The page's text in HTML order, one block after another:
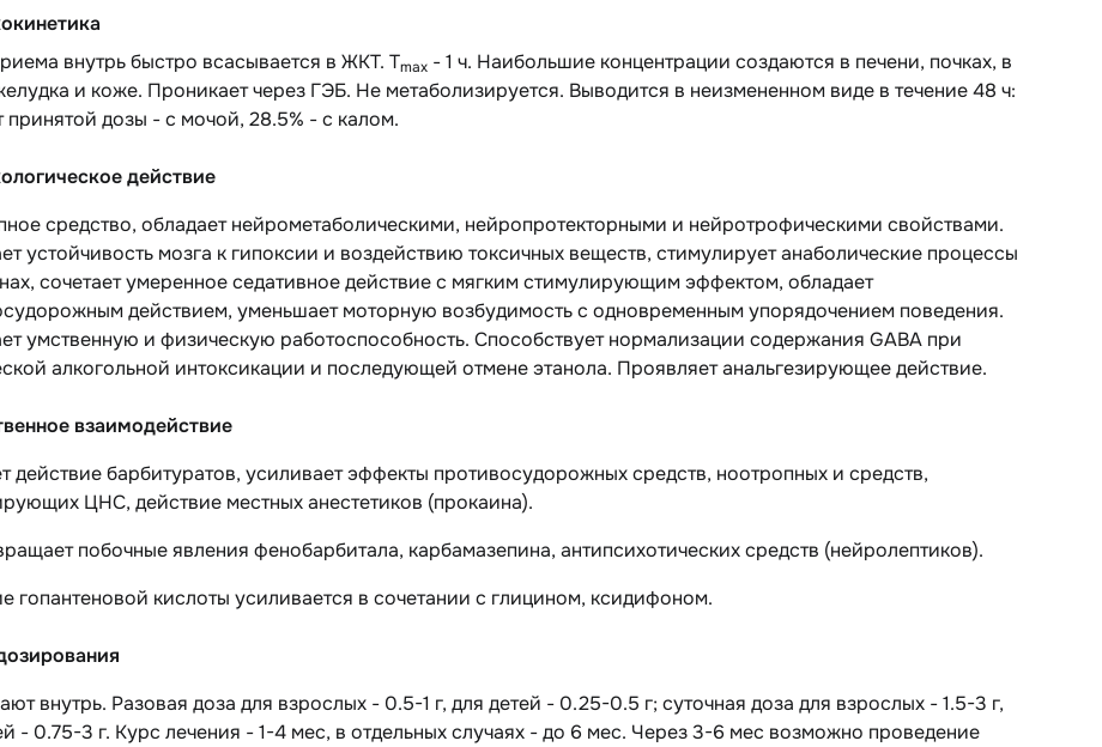
внутрь быстро всасывается в ЖКТ. Tmax - 1 ч. Наибольшие концентрации создаются в печени, почках, в
и коже. Проникает через ГЭБ. Не метаболизируется. Выводится в неизмененном виде в течение 48 ч:
принятой дозы - с мочой, 28.5% - с калом.
действие
средство, обладает нейрометаболическими, нейропротекторными и нейротрофическими свойствами.
устойчивость мозга к гипоксии и воздействию токсичных веществ, стимулирует анаболические процессы
сочетает умеренное седативное действие с мягким стимулирующим эффектом, обладает
действием, уменьшает моторную возбудимость с одновременным упорядочением поведения.
умственную и физическую работоспособность. Способствует нормализации содержания GABA при
алкогольной интоксикации и последующей отмене этанола. Проявляет анальгезирующее действие.
взаимодействие
действие барбитуратов, усиливает эффекты противосудорожных средств, ноотропных и средств,
ЦНС, действие местных анестетиков (прокаина).
побочные явления фенобарбитала, карбамазепина, антипсихотических средств (нейролептиков).
гопантеновой кислоты усиливается в сочетании с глицином, ксидифоном.
внутрь. Разовая доза для взрослых - 0.5-1 г, для детей - 0.25-0.5 г; суточная доза для взрослых - 1.5-3 г,
- 0.75-3 г. Курс лечения - 1-4 мес, в отдельных случаях - до 6 мес. Через 3-6 мес возможно проведение